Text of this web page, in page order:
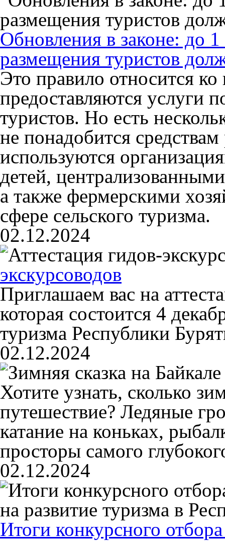
Обновления в законе: до 1
размещения туристов
Это правило относится
предоставляются услуги
туристов. Но есть
не понадобится
используются
детей,
а также фермерскими
сфере сельского туризма.
02.12.2024
экскурсоводов
Приглашаем вас на
которая состоится 4
туризма Республики
02.12.2024
Хотите узнать, сколько
путешествие? Ледяные
катание на коньках,
просторы самого
02.12.2024
Итоги конкурсного